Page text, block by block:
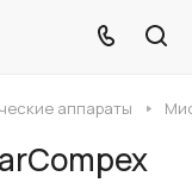
аппараты